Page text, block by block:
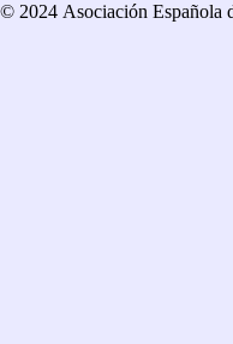
© 2024 Asociación Española